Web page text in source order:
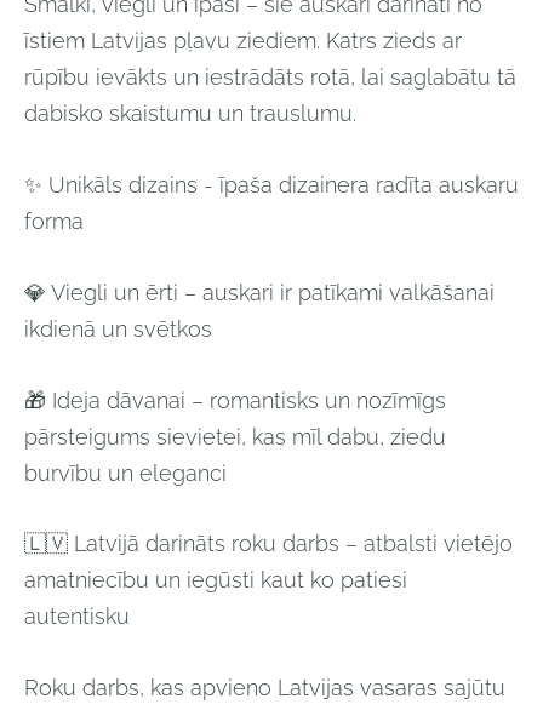
īstiem Latvijas pļavu ziediem. Katrs zieds ar
rūpību ievākts un iestrādāts rotā, lai saglabātu tā
dabisko skaistumu un trauslumu.
✨ Unikāls dizains - īpaša dizainera radīta auskaru
forma
💎 Viegli un ērti – auskari ir patīkami valkāšanai
ikdienā un svētkos
🎁 Ideja dāvanai – romantisks un nozīmīgs
pārsteigums sievietei, kas mīl dabu, ziedu
burvību un eleganci
🇱🇻 Latvijā darināts roku darbs – atbalsti vietējo
amatniecību un iegūsti kaut ko patiesi
autentisku
Roku darbs, kas apvieno Latvijas vasaras sajūtu